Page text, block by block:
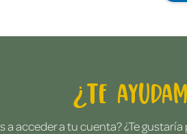
¿Te
a acceder a tu cuenta? ¿Te